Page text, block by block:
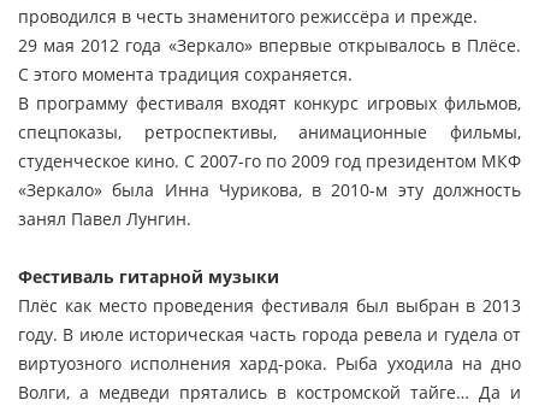
проводился в честь знаменитого режиссёра и прежде.
29 мая 2012 года «Зеркало» впервые открывалось в Плёсе.
С этого момента традиция сохраняется.
В программу фестиваля входят конкурс игровых фильмов,
спецпоказы, ретроспективы, анимационные фильмы,
студенческое кино. С 2007-го по 2009 год президентом МКФ
«Зеркало» была Инна Чурикова, в 2010-м эту должность
занял Павел Лунгин.
Фестиваль гитарной музыки
Плёс как место проведения фестиваля был выбран в 2013
году. В июле историческая часть города ревела и гудела от
виртуозного исполнения хард-рока. Рыба уходила на дно
Волги, а медведи прятались в костромской тайге… Да и